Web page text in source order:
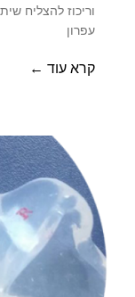
וריכוז להצליח
עפרון
קרא עוד ←